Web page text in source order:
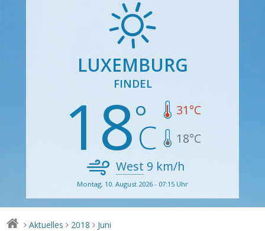
LUXEMBURG
FINDEL
18 31°C
18°C
West 9 km/h
Montag, 10. August 2026 - 07:15 Uhr
> Aktuelles > 2018 > Juni